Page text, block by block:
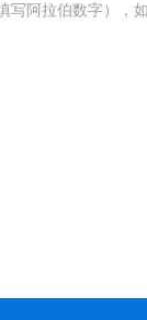
写阿拉伯数字），